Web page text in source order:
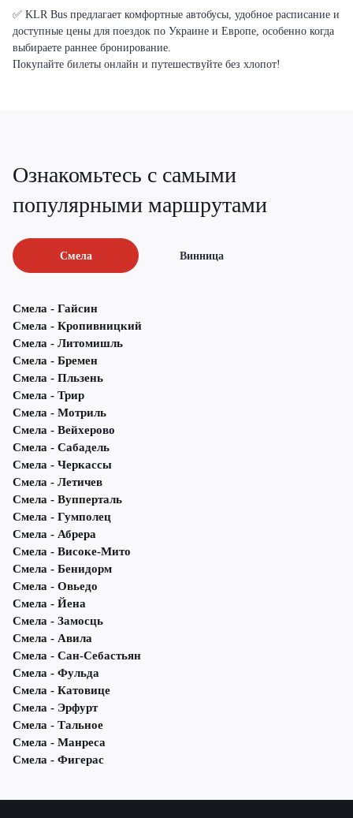
✅ KLR Bus предлагает комфортные автобусы, удобное расписание и
доступные цены для поездок по Украине и Европе, особенно когда
выбираете раннее бронирование.
Покупайте билеты онлайн и путешествуйте без хлопот!
Ознакомьтесь с самыми
популярными маршрутами
Смела Винница
Смела - Гайсин
Смела - Кропивницкий
Смела - Литомишль
Смела - Бремен
Смела - Пльзень
Смела - Трир
Смела - Мотриль
Смела - Вейхерово
Смела - Сабадель
Смела - Черкассы
Смела - Летичeв
Смела - Вупперталь
Смела - Гумполец
Смела - Абрера
Смела - Високе-Мито
Смела - Бенидорм
Смела - Овьедо
Смела - Йена
Смела - Замосць
Смела - Авила
Смела - Сан-Себастьян
Смела - Фульда
Смела - Катовице
Смела - Эрфурт
Смела - Тальное
Смела - Манреса
Смела - Фигерас